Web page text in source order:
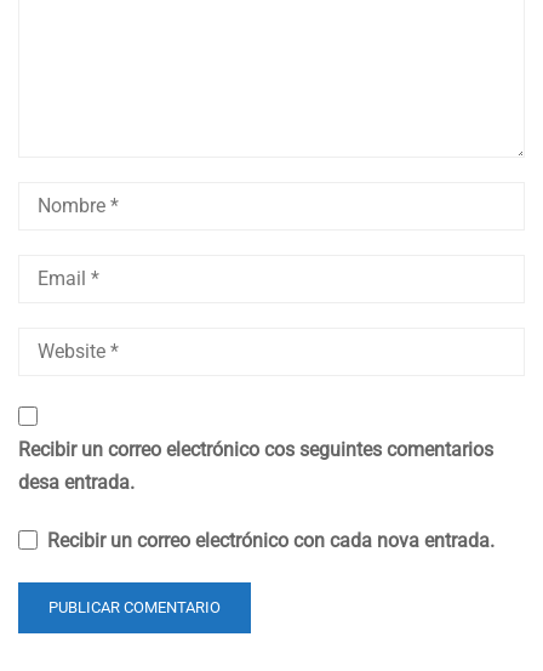
Recibir un correo electrónico cos seguintes comentarios
desa entrada.
Recibir un correo electrónico con cada nova entrada.